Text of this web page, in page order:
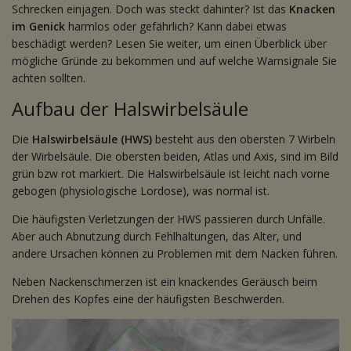
Schrecken einjagen. Doch was steckt dahinter? Ist das Knacken
im Genick harmlos oder gefährlich? Kann dabei etwas
beschädigt werden? Lesen Sie weiter, um einen Überblick über
mögliche Gründe zu bekommen und auf welche Warnsignale Sie
achten sollten.
Aufbau der Halswirbelsäule
Die Halswirbelsäule (HWS) besteht aus den obersten 7 Wirbeln
der Wirbelsäule. Die obersten beiden, Atlas und Axis, sind im Bild
grün bzw rot markiert. Die Halswirbelsäule ist leicht nach vorne
gebogen (physiologische Lordose), was normal ist.
Die häufigsten Verletzungen der HWS passieren durch Unfälle.
Aber auch Abnutzung durch Fehlhaltungen, das Alter, und
andere Ursachen können zu Problemen mit dem Nacken führen.
Neben Nackenschmerzen ist ein knackendes Geräusch beim
Drehen des Kopfes eine der häufigsten Beschwerden.